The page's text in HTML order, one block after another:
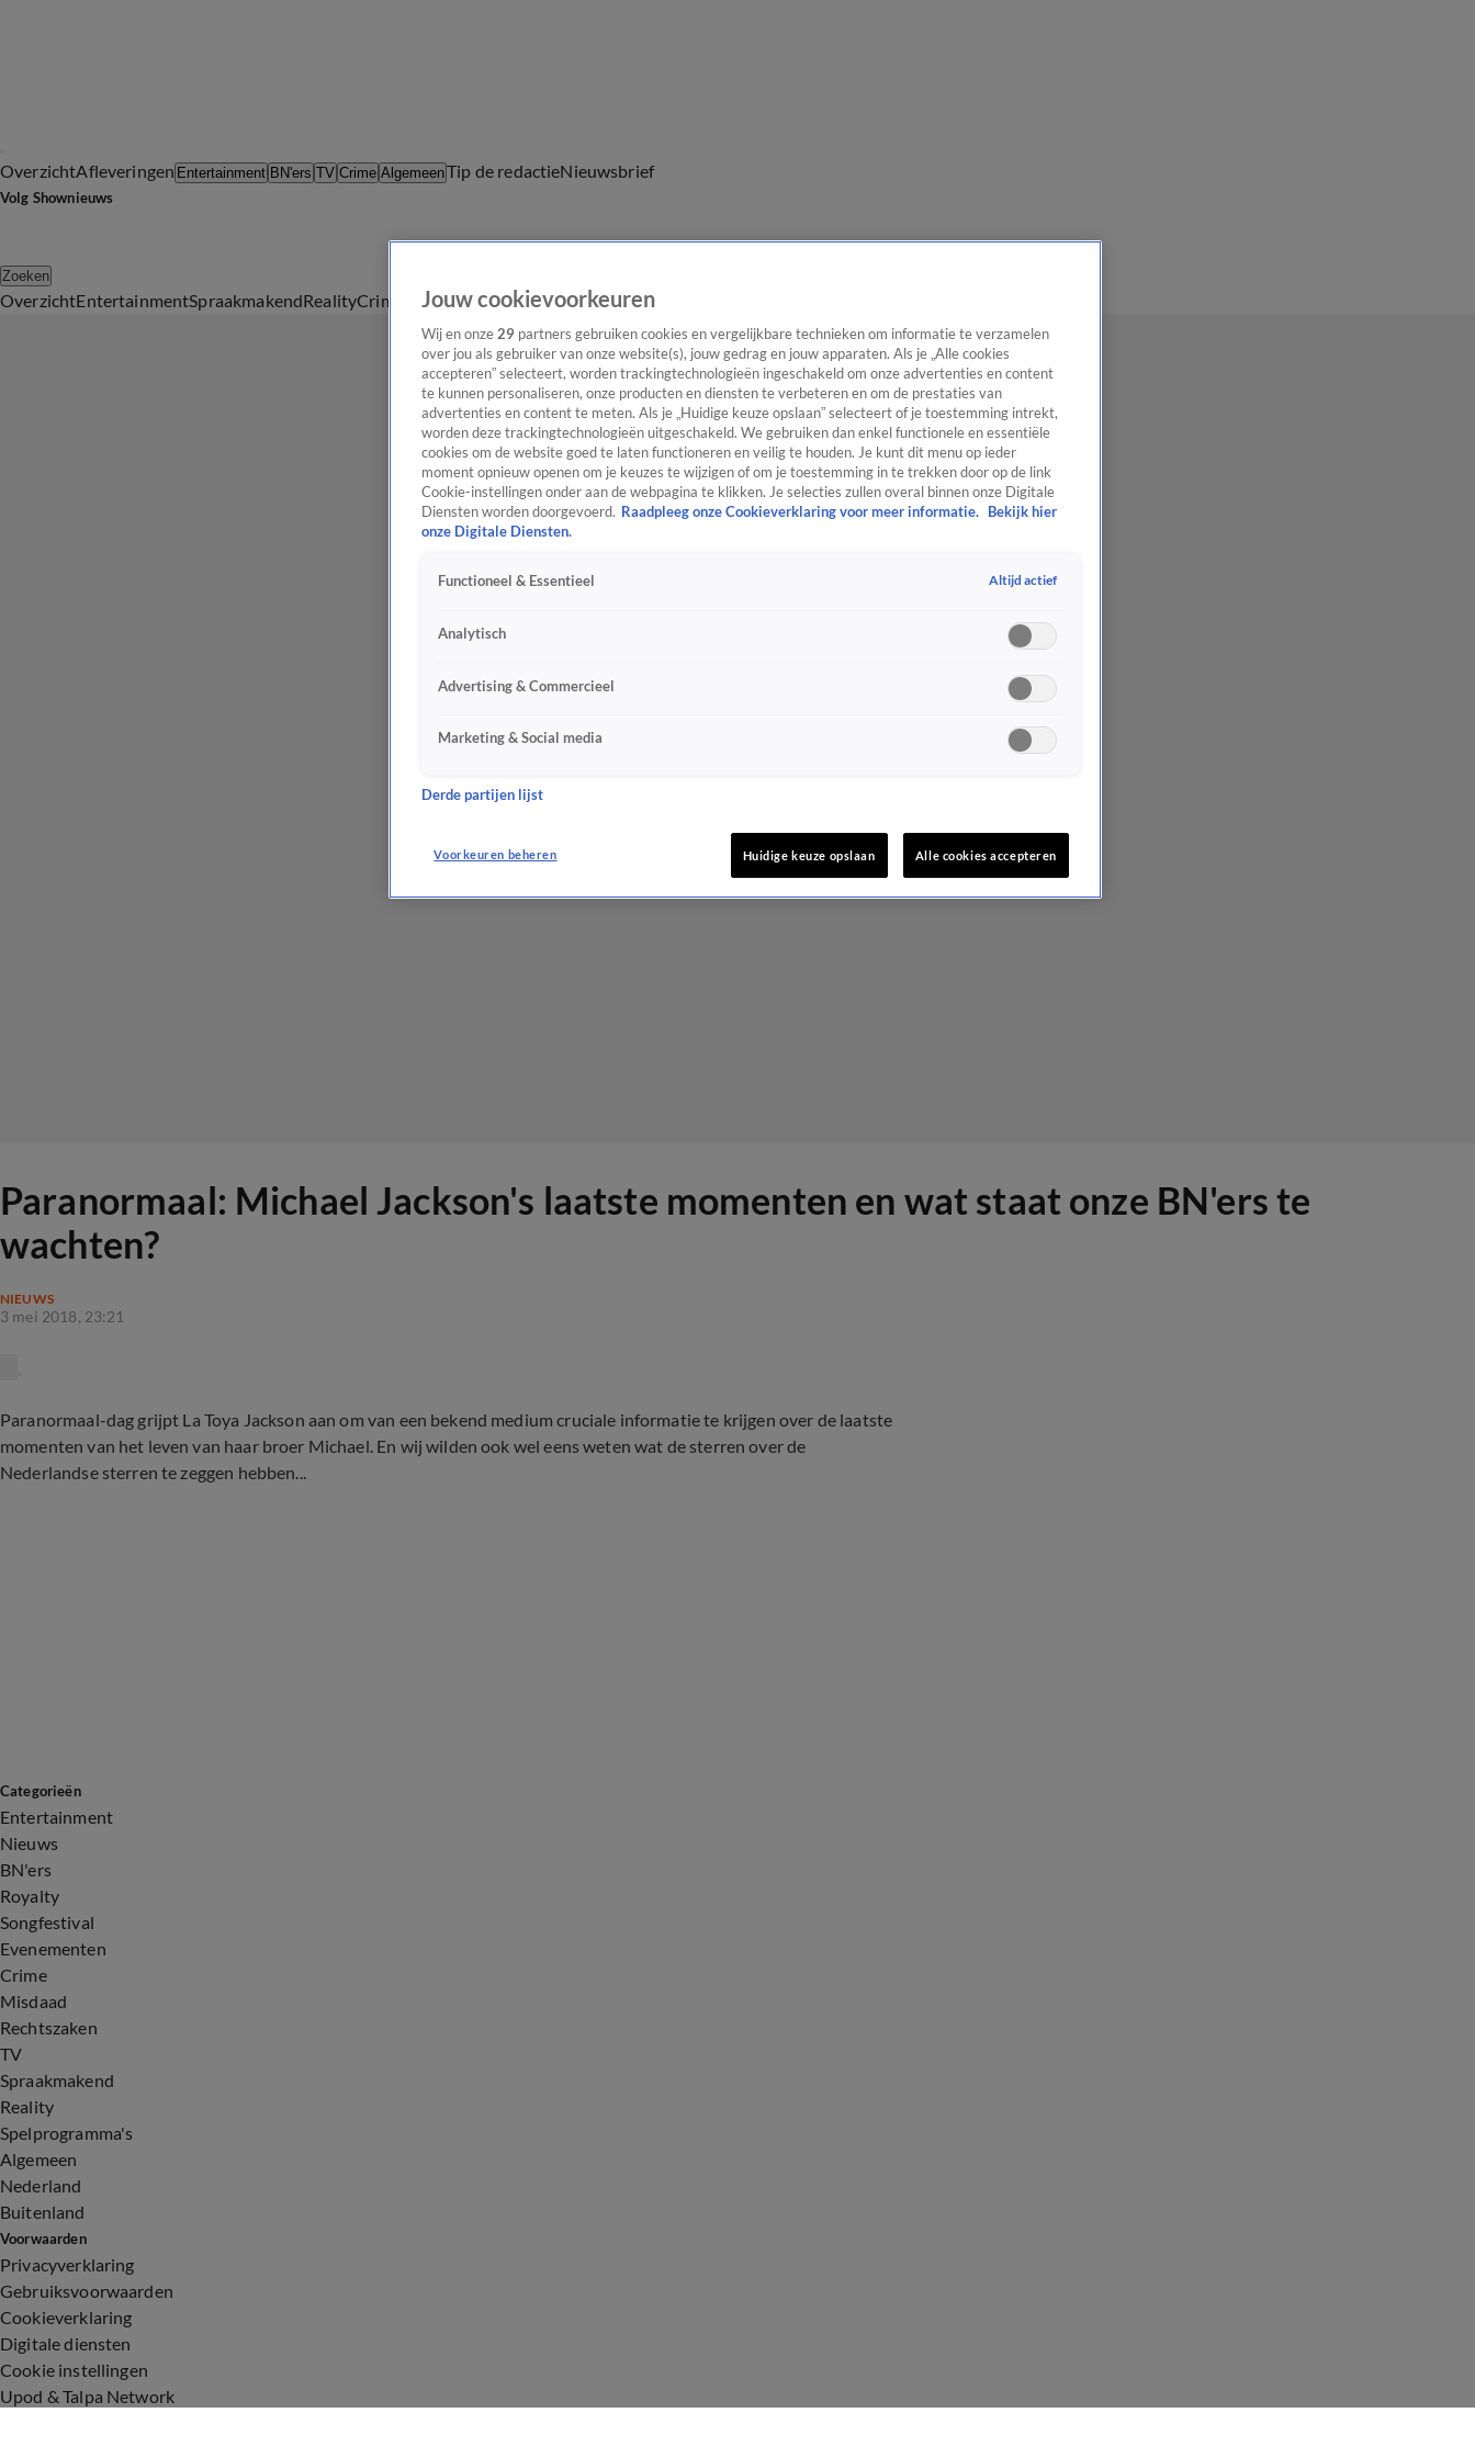
OverzichtAfleveringen Entertainment BN'ers TV Crime AlgemeenTip de redactieNieuwsbrief
Volg Shownieuws
Zoeken
OverzichtEntertainmentSpraakmakendRealityCrime Video'sAfleveringen
Paranormaal: Michael Jackson's laatste momenten en wat staat onze BN'ers te
wachten?
NIEUWS
3 mei 2018, 23:21
Paranormaal-dag grijpt La Toya Jackson aan om van een bekend medium cruciale informatie te krijgen over de laatste
momenten van het leven van haar broer Michael. En wij wilden ook wel eens weten wat de sterren over de
Nederlandse sterren te zeggen hebben...
Categorieën
Entertainment
Nieuws
BN'ers
Royalty
Songfestival
Evenementen
Crime
Misdaad
Rechtszaken
TV
Spraakmakend
Reality
Spelprogramma's
Algemeen
Nederland
Buitenland
Voorwaarden
Privacyverklaring
Gebruiksvoorwaarden
Cookieverklaring
Digitale diensten
Cookie instellingen
Upod & Talpa Network
Jouw cookievoorkeuren
Wij en onze 29 partners gebruiken cookies en vergelijkbare technieken om informatie te verzamelen
over jou als gebruiker van onze website(s), jouw gedrag en jouw apparaten. Als je „Alle cookies
accepteren” selecteert, worden trackingtechnologieën ingeschakeld om onze advertenties en content
te kunnen personaliseren, onze producten en diensten te verbeteren en om de prestaties van
advertenties en content te meten. Als je „Huidige keuze opslaan” selecteert of je toestemming intrekt,
worden deze trackingtechnologieën uitgeschakeld. We gebruiken dan enkel functionele en essentiële
cookies om de website goed te laten functioneren en veilig te houden. Je kunt dit menu op ieder
moment opnieuw openen om je keuzes te wijzigen of om je toestemming in te trekken door op de link
Cookie-instellingen onder aan de webpagina te klikken. Je selecties zullen overal binnen onze Digitale
Diensten worden doorgevoerd. Raadpleeg onze Cookieverklaring voor meer informatie.
Bekijk hier
onze Digitale Diensten.
Functioneel & Essentieel Altijd actief
Analytisch
Advertising & Commercieel
Marketing & Social media
Derde partijen lijst
Voorkeuren beheren Huidige keuze opslaan Alle cookies accepteren